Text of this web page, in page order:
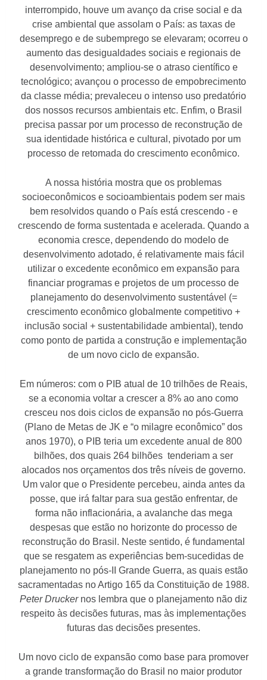
interrompido, houve um avanço da crise social e da
crise ambiental que assolam o País: as taxas de
desemprego e de subemprego se elevaram; ocorreu o
aumento das desigualdades sociais e regionais de
desenvolvimento; ampliou-se o atraso científico e
tecnológico; avançou o processo de empobrecimento
da classe média; prevaleceu o intenso uso predatório
dos nossos recursos ambientais etc. Enfim, o Brasil
precisa passar por um processo de reconstrução de
sua identidade histórica e cultural, pivotado por um
processo de retomada do crescimento econômico.
A nossa história mostra que os problemas
socioeconômicos e socioambientais podem ser mais
bem resolvidos quando o País está crescendo - e
crescendo de forma sustentada e acelerada. Quando a
economia cresce, dependendo do modelo de
desenvolvimento adotado, é relativamente mais fácil
utilizar o excedente econômico em expansão para
financiar programas e projetos de um processo de
planejamento do desenvolvimento sustentável (=
crescimento econômico globalmente competitivo +
inclusão social + sustentabilidade ambiental), tendo
como ponto de partida a construção e implementação
de um novo ciclo de expansão.
Em números: com o PIB atual de 10 trilhões de Reais,
se a economia voltar a crescer a 8% ao ano como
cresceu nos dois ciclos de expansão no pós-Guerra
(Plano de Metas de JK e “o milagre econômico” dos
anos 1970), o PIB teria um excedente anual de 800
bilhões, dos quais 264 bilhões tenderiam a ser
alocados nos orçamentos dos três níveis de governo.
Um valor que o Presidente percebeu, ainda antes da
posse, que irá faltar para sua gestão enfrentar, de
forma não inflacionária, a avalanche das mega
despesas que estão no horizonte do processo de
reconstrução do Brasil. Neste sentido, é fundamental
que se resgatem as experiências bem-sucedidas de
planejamento no pós-II Grande Guerra, as quais estão
sacramentadas no Artigo 165 da Constituição de 1988.
Peter Druckernos lembra que o planejamento não diz
respeito às decisões futuras, mas às implementações
futuras das decisões presentes.
Um novo ciclo de expansão como base para promover
a grande transformação do Brasil no maior produtor